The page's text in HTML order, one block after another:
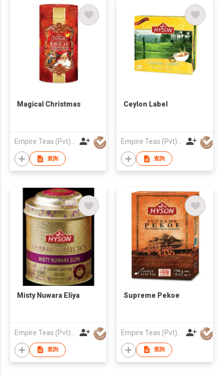
Magical Christmas
Empire Teas (Pvt) Ltd
查詢
Ceylon Label
Empire Teas (Pvt) Ltd
查詢
Misty Nuwara Eliya
查詢
Supreme Pekoe
查詢